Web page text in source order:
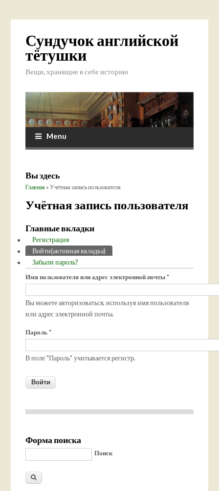
Сундучок английской
тётушки
Вещи, хранящие в себе историю
Menu
Вы здесь
Главная » Учётная запись пользователя
Учётная запись пользователя
Главные вкладки
Регистрация
Войти(активная вкладка)
Забыли пароль?
Имя пользователя или адрес электронной почты*
Вы можете авторизоваться, используя имя пользователя
или адрес электронной почты.
Пароль*
В поле "Пароль" учитывается регистр.
Форма поиска
Поиск